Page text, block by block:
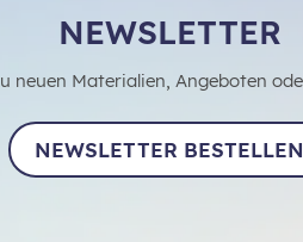
NEWSLETTER
neuen Materialien, Angeboten
NEWSLETTER BESTELLEN